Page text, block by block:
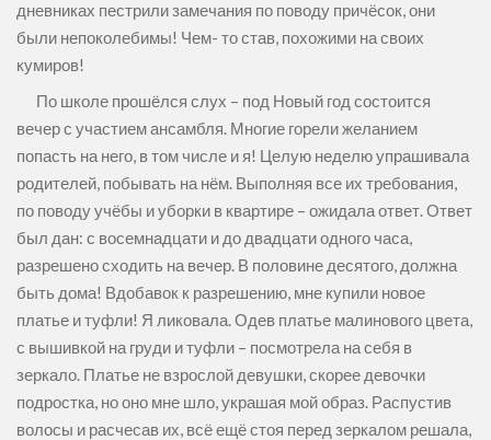
дневниках пестрили замечания по поводу причёсок, они
были непоколебимы! Чем- то став, похожими на своих
кумиров!
По школе прошёлся слух – под Новый год состоится
вечер с участием ансамбля. Многие горели желанием
попасть на него, в том числе и я! Целую неделю упрашивала
родителей, побывать на нём. Выполняя все их требования,
по поводу учёбы и уборки в квартире – ожидала ответ. Ответ
был дан: с восемнадцати и до двадцати одного часа,
разрешено сходить на вечер. В половине десятого, должна
быть дома! Вдобавок к разрешению, мне купили новое
платье и туфли! Я ликовала. Одев платье малинового цвета,
с вышивкой на груди и туфли – посмотрела на себя в
зеркало. Платье не взрослой девушки, скорее девочки
подростка, но оно мне шло, украшая мой образ. Распустив
волосы и расчесав их, всё ещё стоя перед зеркалом решала,